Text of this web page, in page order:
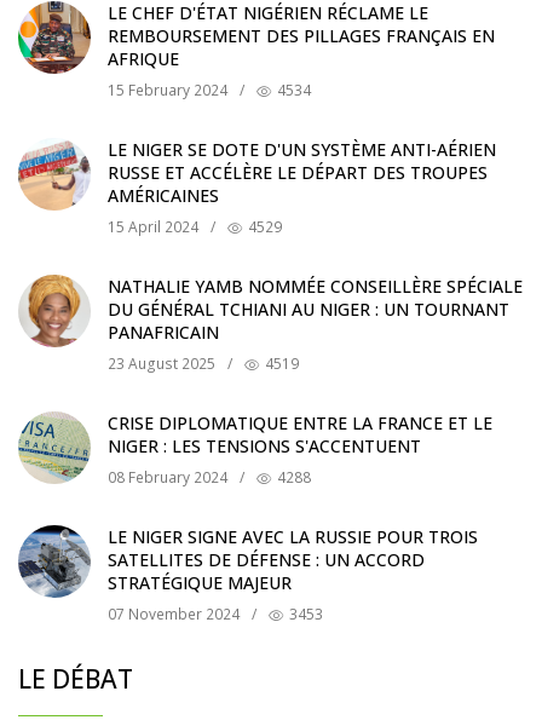
LE CHEF D'ÉTAT NIGÉRIEN RÉCLAME LE
REMBOURSEMENT DES PILLAGES FRANÇAIS EN
AFRIQUE
15 February 2024 / 4534
LE NIGER SE DOTE D'UN SYSTÈME ANTI-AÉRIEN
RUSSE ET ACCÉLÈRE LE DÉPART DES TROUPES
AMÉRICAINES
15 April 2024 / 4529
NATHALIE YAMB NOMMÉE CONSEILLÈRE SPÉCIALE
DU GÉNÉRAL TCHIANI AU NIGER : UN TOURNANT
PANAFRICAIN
23 August 2025 / 4519
CRISE DIPLOMATIQUE ENTRE LA FRANCE ET LE
NIGER : LES TENSIONS S'ACCENTUENT
08 February 2024 / 4288
LE NIGER SIGNE AVEC LA RUSSIE POUR TROIS
SATELLITES DE DÉFENSE : UN ACCORD
STRATÉGIQUE MAJEUR
07 November 2024 / 3453
LE DÉBAT